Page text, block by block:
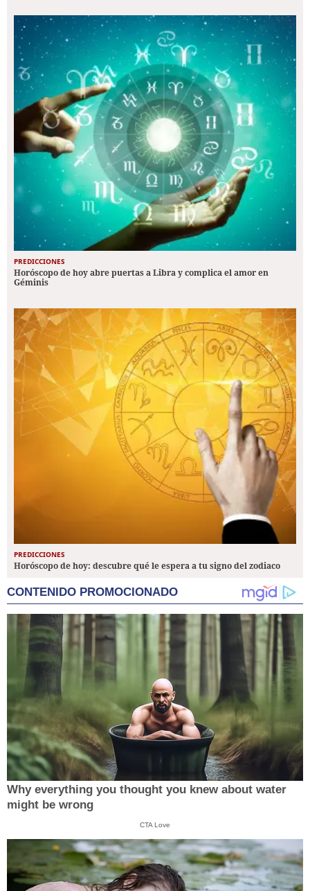
PREDICCIONES
Horóscopo de hoy abre puertas a Libra y complica el amor en
Géminis
PREDICCIONES
Horóscopo de hoy: descubre qué le espera a tu signo del zodiaco
CONTENIDO PROMOCIONADO
Why everything you thought you knew about water
might be wrong
CTA Love